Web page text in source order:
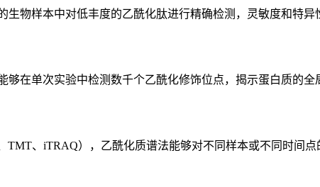
生物样本中对低丰度的乙酰化肽进行精确检测，灵敏度和特异
够在单次实验中检测数千个乙酰化修饰位点，揭示蛋白质的全
TMT、iTRAQ），乙酰化质谱法能够对不同样本或不同时间